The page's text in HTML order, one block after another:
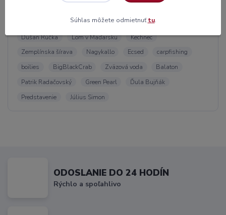
Spice Krill Strawberry
Tovačov
Squid Salmon
Dušan Rúčka
Lom v Maďarsku
Kechnec
Zemplínska šírava
Nagykallo Ecsed
carpfishing
boilies
BigBlackCrab Zväzová voda
Balaton
Patrik Radačovský
Green Pearl
Ďula Bujňák
Predstavenie
Július Simon
ODOSLANIE DO 24 HODÍN
Rýchlo a spoľahlivo
Súhlas môžete odmietnuťtu.